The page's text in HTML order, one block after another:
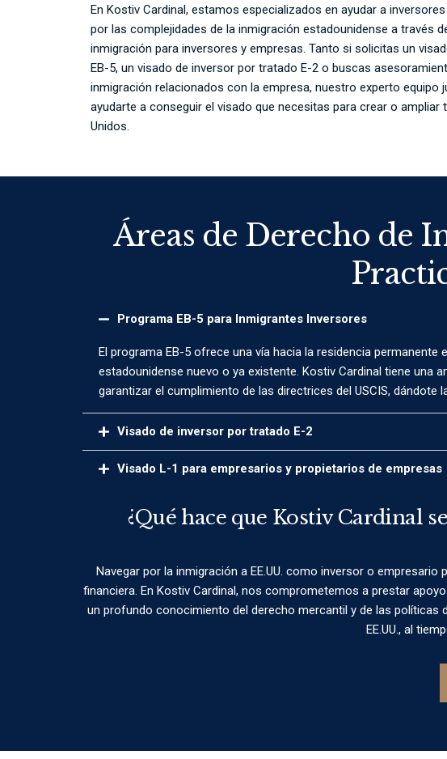
En Kostiv Cardinal, estamos especializados en ayudar a
por las complejidades de la inmigración estadounidense a través
inmigración para inversores y empresas. Tanto si solicitas un
EB-5, un visado de inversor por tratado E-2 o buscas
inmigración relacionados con la empresa, nuestro experto equipo
ayudarte a conseguir el visado que necesitas para crear o ampliar
Unidos.
Áreas de Derecho de
Programa EB-5 para Inmigrantes Inversores
El programa EB-5 ofrece una vía hacia la residencia permanente
estadounidense nuevo o ya existente. Kostiv Cardinal tiene una
garantizar el cumplimiento de las directrices del USCIS,
Visado de inversor por tratado E-2
Visado L-1 para empresarios y propietarios de empresas
¿Qué hace que Kostiv Cardinal
Navegar por la inmigración a EE.UU. como inversor o
financiera. En Kostiv Cardinal, nos comprometemos a prestar
un profundo conocimiento del derecho mercantil y de las políticas
EE.UU., al